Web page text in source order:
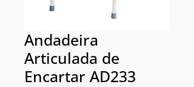
Andadeira
Articulada de
Encartar AD233